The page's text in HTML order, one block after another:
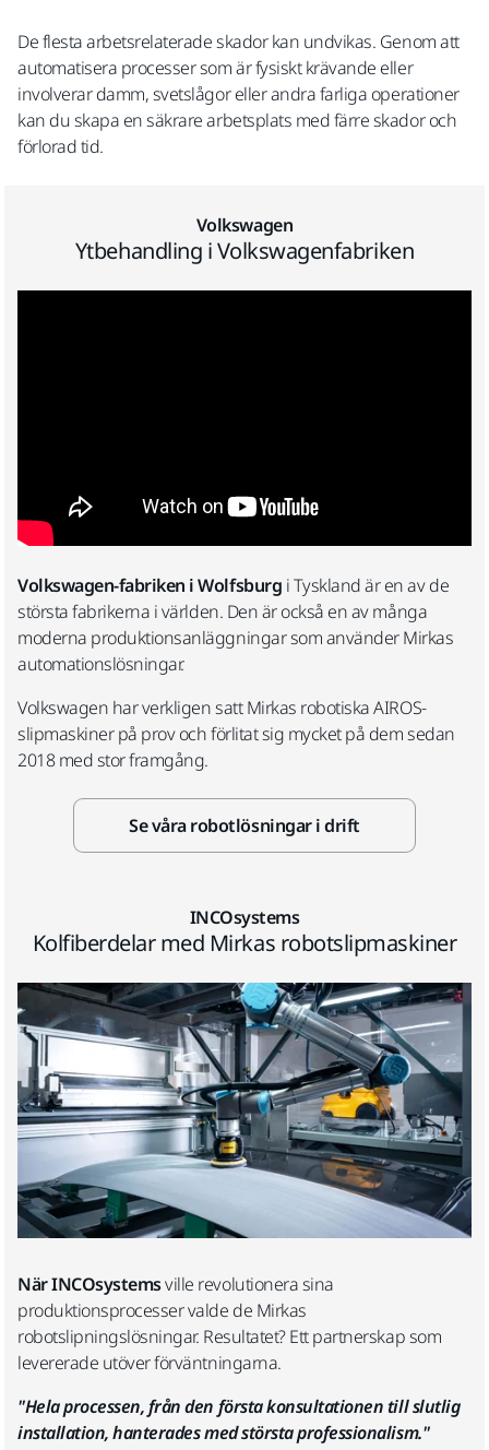
De flesta arbetsrelaterade skador kan undvikas. Genom att
automatisera processer som är fysiskt krävande eller
involverar damm, svetslågor eller andra farliga operationer
kan du skapa en säkrare arbetsplats med färre skador och
förlorad tid.
Volkswagen
Ytbehandling i Volkswagenfabriken
Volkswagen-fabriken i Wolfsburg i Tyskland är en av de
största fabrikerna i världen. Den är också en av många
moderna produktionsanläggningar som använder Mirkas
automationslösningar.
Volkswagen har verkligen satt Mirkas robotiska AIROS-
slipmaskiner på prov och förlitat sig mycket på dem sedan
2018 med stor framgång.
Se våra robotlösningar i drift
INCOsystems
Kolfiberdelar med Mirkas robotslipmaskiner
När INCOsystemsville revolutionera sina
produktionsprocesser valde de Mirkas
robotslipningslösningar. Resultatet? Ett partnerskap som
levererade utöver förväntningarna.
"Hela processen, från den första konsultationen till slutlig
installation, hanterades med största professionalism."